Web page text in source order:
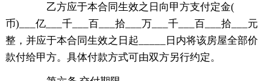
乙方应于本合同生效之日向甲方支付定金(
币)___亿___千___百___拾___万___千___百___拾___元
整，并应于本合同生效之日起_____日内将该房屋全部价
款付给甲方。具体付款方式可由双方另行约定。